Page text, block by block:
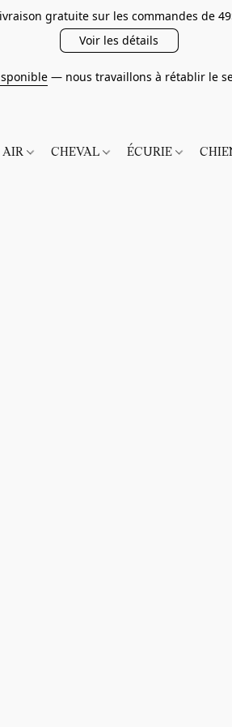
gratuite sur les commandes de
Voir les détails
— nous travaillons à rétablir le
AIR CHEVAL ÉCURIE